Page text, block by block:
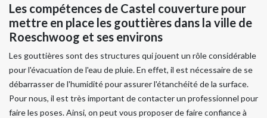
Les compétences de Castel couverture pour
mettre en place les gouttières dans la ville de
Roeschwoog et ses environs
Les gouttières sont des structures qui jouent un rôle considérable
pour l'évacuation de l'eau de pluie. En effet, il est nécessaire de se
débarrasser de l'humidité pour assurer l'étanchéité de la surface.
Pour nous, il est très important de contacter un professionnel pour
faire les poses. Ainsi, on peut vous proposer de faire confiance à